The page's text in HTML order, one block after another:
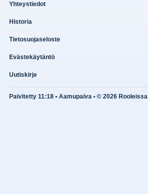
Yhteystiedot
Historia
Tietosuojaseloste
Evästekäytäntö
Uutiskirje
Paivitetty 11:18 • Aamupaiva • © 2026 Rooleissa